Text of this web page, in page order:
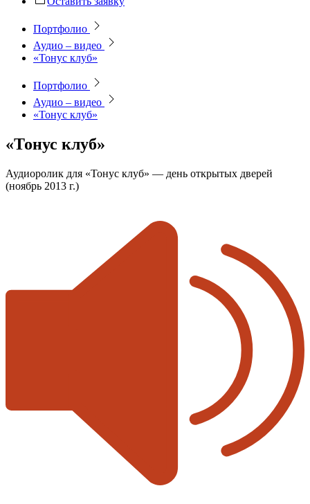
Портфолио
Аудио – видео
«Тонус клуб»
Портфолио
Аудио – видео
«Тонус клуб»
«Тонус клуб»
Аудиоролик для «Тонус клуб» — день открытых дверей
(ноябрь 2013 г.)